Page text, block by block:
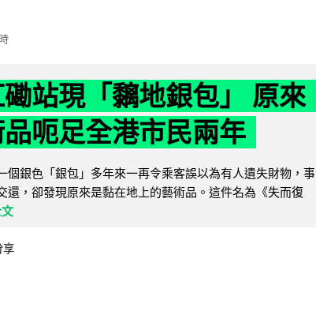
站現「黐地銀包」 原來
呃足全港市民兩年
個銀色「銀包」多年來一再令乘客誤以為有人遺失財物，事
還，卻發現原來是黏在地上的藝術品。這件名為《失而復
享